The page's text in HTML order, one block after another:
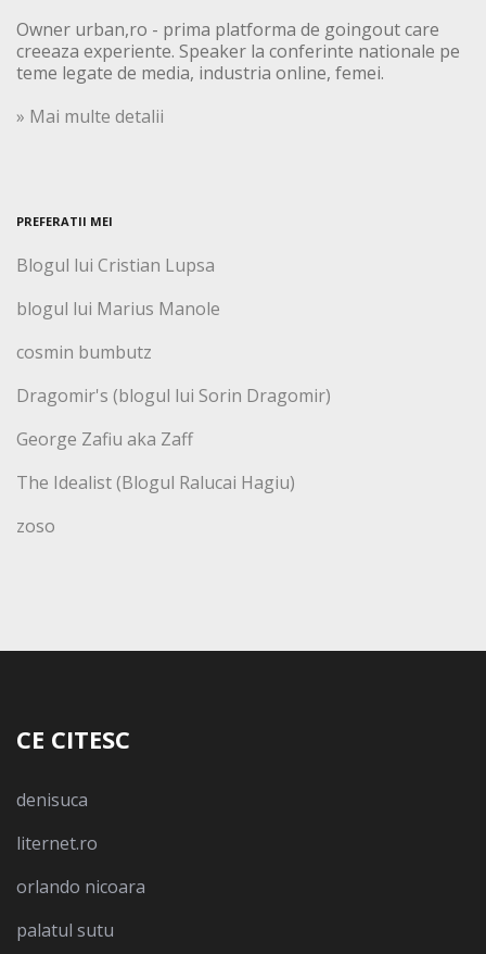
Owner urban,ro - prima platforma de goingout care
creeaza experiente. Speaker la conferinte nationale pe
teme legate de media, industria online, femei.
» Mai multe detalii
PREFERATII MEI
Blogul lui Cristian Lupsa
blogul lui Marius Manole
cosmin bumbutz
Dragomir's (blogul lui Sorin Dragomir)
George Zafiu aka Zaff
The Idealist (Blogul Ralucai Hagiu)
zoso
CE CITESC
denisuca
liternet.ro
orlando nicoara
palatul sutu